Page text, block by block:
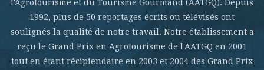
l'Agrotourisme et du Tourisme Gourmand (AATGQ). Depuis
1992, plus de 50 reportages écrits ou télévisés ont
soulignés la qualité de notre travail. Notre établissement a
reçu le Grand Prix en Agrotourisme de l'AATGQ en 2001
tout en étant récipiendaire en 2003 et 2004 des Grand Prix